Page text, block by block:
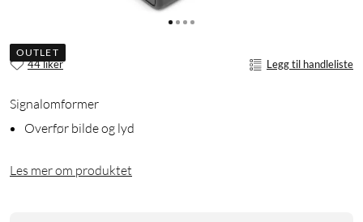
OUTLET
44 liker Legg til handleliste
Signalomformer
Overfør bilde og lyd
Les mer om produktet